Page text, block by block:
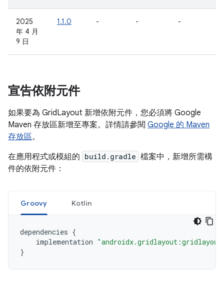
2025
年 4 月
9 日
1.1.0 - - -
宣告依附元件
如果要為 GridLayout 新增依附元件，您必須將 Google
Maven 存放區新增至專案。詳情請參閱 Google 的 Maven
存放區。
在應用程式或模組的 build.gradle 檔案中，新增所需構
件的依附元件：
Groovy Kotlin
dependencies {
implementation
}